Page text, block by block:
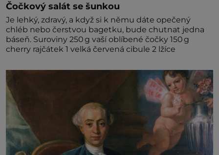
Čočkový salát se šunkou
Je lehký, zdravý, a když si k němu dáte opečený
chléb nebo čerstvou bagetku, bude chutnat jedna
báseň. Suroviny 250 g vaší oblíbené čočky 150 g
cherry rajčátek 1 velká červená cibule 2 lžíce